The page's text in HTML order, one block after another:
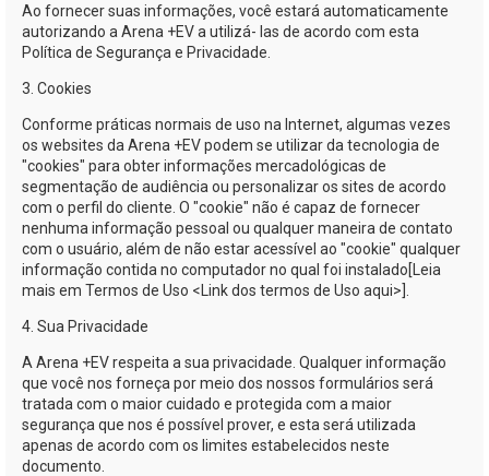
Ao fornecer suas informações, você estará automaticamente
autorizando a Arena +EVa utilizá- las de acordo com esta
Política de Segurança e Privacidade.
3. Cookies
Conforme práticas normais de uso na Internet, algumas vezes
os websites da Arena +EVpodem se utilizar da tecnologia de
"cookies" para obter informações mercadológicas de
segmentação de audiência ou personalizar os sites de acordo
com o perfil do cliente. O "cookie" não é capaz de fornecer
nenhuma informação pessoal ou qualquer maneira de contato
com o usuário, além de não estar acessível ao "cookie" qualquer
informação contida no computador no qual foi instalado[Leia
mais em Termos de Uso <Link dos termos de Uso aqui>].
4. Sua Privacidade
A Arena +EVrespeita a sua privacidade. Qualquer informação
que você nos forneça por meio dos nossos formulários será
tratada com o maior cuidado e protegida com a maior
segurança que nos é possível prover, e esta será utilizada
apenas de acordo com os limites estabelecidos neste
documento.